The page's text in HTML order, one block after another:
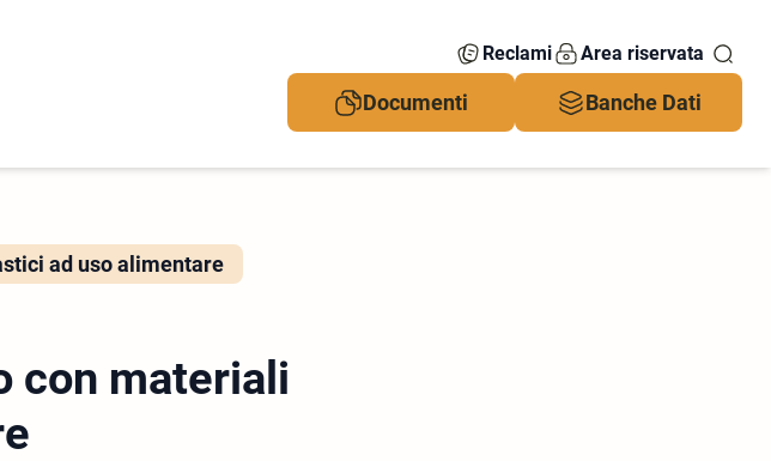
Reclami Area riservata
Documenti Banche Dati
ad uso alimentare
con materiali